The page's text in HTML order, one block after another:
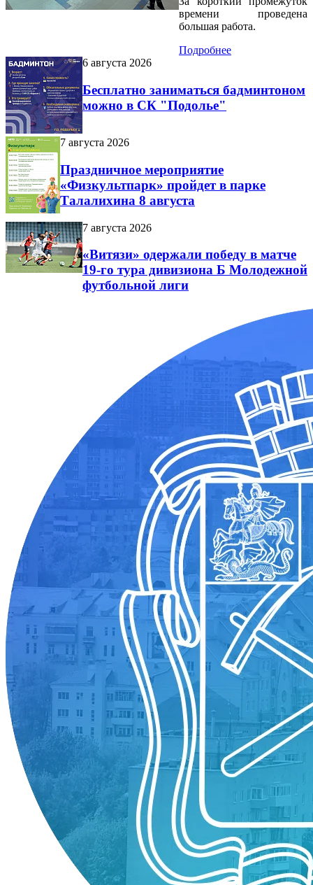
времени проведена
большая работа.
Подробнее
6 августа 2026
Бесплатно заниматься бадминтоном
можно в СК "Подолье"
7 августа 2026
Праздничное мероприятие
«Физкультпарк» пройдет в парке
Талалихина 8 августа
7 августа 2026
«Витязи» одержали победу в матче
19-го тура дивизиона Б Молодежной
футбольной лиги